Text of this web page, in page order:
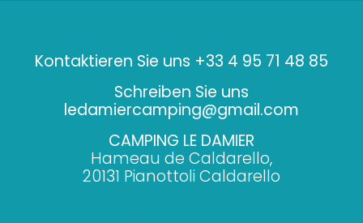
Kontaktieren Sie uns +33 4 95 71 48 85
Schreiben Sie uns
ledamiercamping@gmail.com
CAMPING LE DAMIER
Hameau de Caldarello,
20131 Pianottoli Caldarello